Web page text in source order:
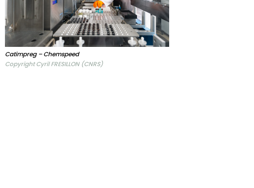
Catimpreg – Chemspeed
Copyright Cyril FRESILLON (CNRS)